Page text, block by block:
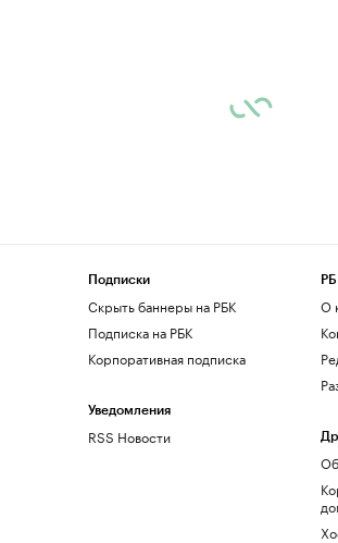
Подписки
Скрыть баннеры на РБК
Подписка на РБК
Корпоративная подписка
Уведомления
RSS Новости
О